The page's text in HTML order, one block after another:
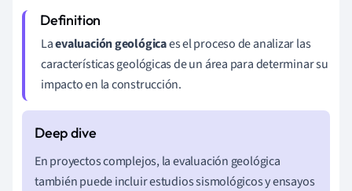
Laevaluación geológicaes el proceso de analizar las
características geológicas de un área para determinar su
impacto en la construcción.
En proyectos complejos, la evaluación geológica
también puede incluir estudios sismológicos y ensayos